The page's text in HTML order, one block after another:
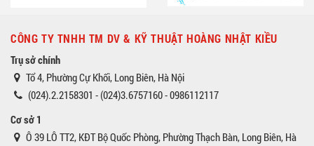
CÔNG TY TNHH TM DV & KỸ THUẬT HOÀNG NHẬT KIỀU
Trụ sở chính
Tổ 4, Phường Cự Khối, Long Biên, Hà Nội
(024).2.2158301 - (024)3.6757160 - 0986112117
Cơ sở 1
Ô 39 LÔ TT2, KĐT Bộ Quốc Phòng, Phường Thạch Bàn, Long Biên, Hà